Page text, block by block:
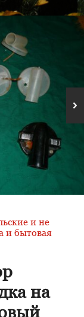
и не
и бытовая
на